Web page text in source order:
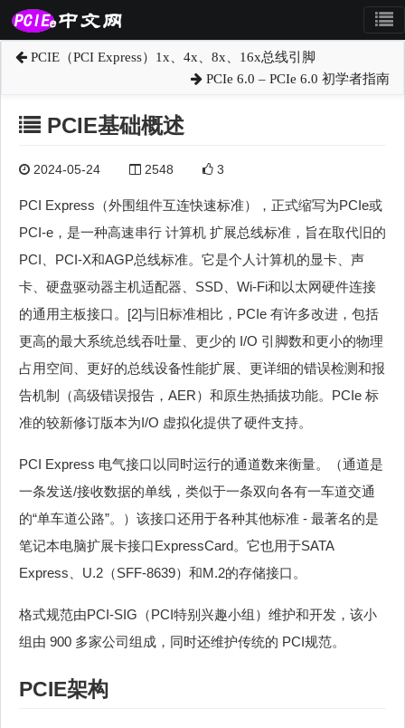
PCIE（PCI Express）1x、4x、8x、16x总线引脚
PCIe 6.0 – PCIe 6.0 初学者指南
PCIE基础概述
2024-05-24 2548 3
PCI Express（外围组件互连快速标准），正式缩写为PCIe或
PCI-e，是一种高速串行 计算机 扩展总线标准，旨在取代旧的
PCI、PCI-X和AGP总线标准。它是个人计算机的显卡、声
卡、硬盘驱动器主机适配器、SSD、Wi-Fi和以太网硬件连接
的通用主板接口。[2]与旧标准相比，PCIe 有许多改进，包括
更高的最大系统总线吞吐量、更少的 I/O 引脚数和更小的物理
占用空间、更好的总线设备性能扩展、更详细的错误检测和报
告机制（高级错误报告，AER）和原生热插拔功能。PCIe 标
准的较新修订版本为I/O 虚拟化提供了硬件支持。
PCI Express 电气接口以同时运行的通道数来衡量。（通道是
一条发送/接收数据的单线，类似于一条双向各有一车道交通
的“单车道公路”。）该接口还用于各种其他标准 - 最著名的是
笔记本电脑扩展卡接口ExpressCard。它也用于SATA
Express、U.2（SFF-8639）和M.2的存储接口。
格式规范由PCI-SIG（PCI特别兴趣小组）维护和开发，该小
组由 900 多家公司组成，同时还维护传统的 PCI规范。
PCIE架构